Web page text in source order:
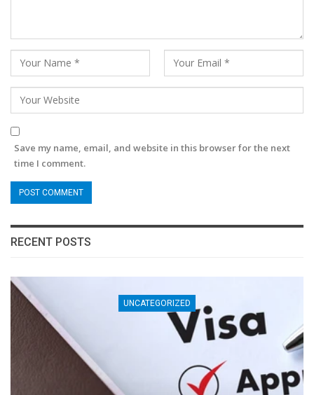
Save my name, email, and website in this browser for the next
time I comment.
RECENT POSTS
UNCATEGORIZED